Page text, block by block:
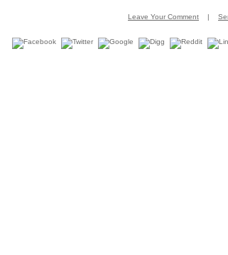
Leave Your Comment |